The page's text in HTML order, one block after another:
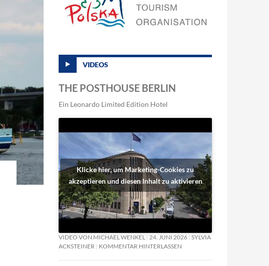
VIDEOS
THE POSTHOUSE BERLIN
Ein Leonardo Limited Edition Hotel
Klicke hier, um Marketing-Cookies zu
akzeptieren und diesen Inhalt zu aktivieren
VIDEO VON MICHAEL WENKEL 24. JUNI 2026 SYLVIA
ACKSTEINER
KOMMENTAR HINTERLASSEN